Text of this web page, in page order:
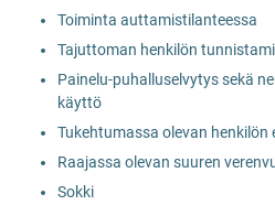
Toiminta auttamistilanteessa
Tajuttoman henkilön
Painelu-puhalluselvytys sekä
käyttö
Tukehtumassa olevan henkilön
Raajassa olevan suuren
Sokki